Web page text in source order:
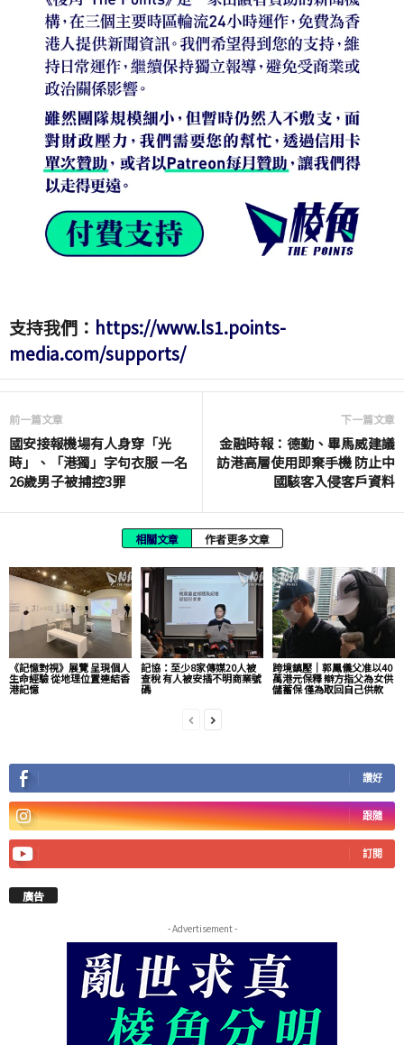
支持我們： https://www.ls1.points-
media.com/supports/
前一篇文章
國安接報機場有人身穿「光
時」、「港獨」字句衣服 一名
26歲男子被捕控3罪
下一篇文章
金融時報：德勤、畢馬威建議
訪港高層使用即棄手機 防止中
國駭客入侵客戶資料
相關文章 作者更多文章
《記憶對視》展覽 呈現個人
生命經驗 從地理位置連結香
港記憶
記協：至少8家傳媒20人被
查稅 有人被安插不明商業號
碼
跨境鎮壓｜郭鳳儀父准以40
萬港元保釋 辯方指父為女供
儲蓄保 僅為取回自己供款
讚好
跟隨
訂閱
廣告
- Advertisement -